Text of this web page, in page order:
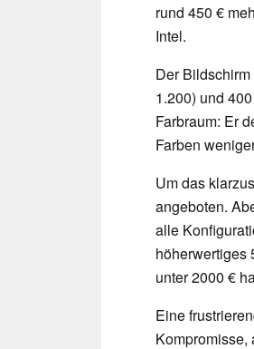
rund 450 €
Intel.
Der
1.200) und
Farbraum: Er
Farben
Um das
angeboten.
alle
höherwertiges
unter 2000 €
Eine